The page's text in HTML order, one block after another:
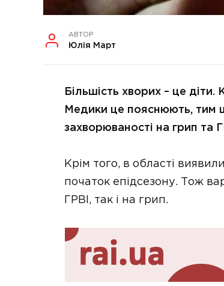
АВТОР
Юлія Март
Більшість хворих – це
Медики це пояснюють, тим
захворюваності на грип та
Крім того, в області
початок епідсезону. Тож
ГРВІ, так і на грип.